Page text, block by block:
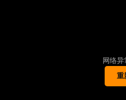
网络
重